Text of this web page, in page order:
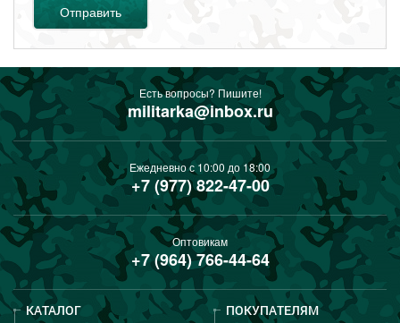
Отправить
Есть вопросы? Пишите!
militarka@inbox.ru
Ежедневно с 10:00 до 18:00
+7 (977) 822-47-00
Оптовикам
+7 (964) 766-44-64
КАТАЛОГ ПОКУПАТЕЛЯМ